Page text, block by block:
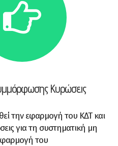
Κυρώσεις
την εφαρμογή του ΚΔΤ και
για τη συστηματική μη
του